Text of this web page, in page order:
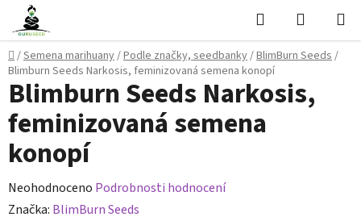
Přejít
obsah
Hledat
KOŠÍK
Domů
/Semena marihuany/Podle značky, seedbanky/BlimBurn Seeds/
Blimburn Seeds Narkosis, feminizovaná semena konopí
Blimburn Seeds Narkosis,
feminizovaná semena
konopí
Průměrné
hodnocení
Neohodnoceno Podrobnosti hodnocení
Značka: BlimBurn Seeds